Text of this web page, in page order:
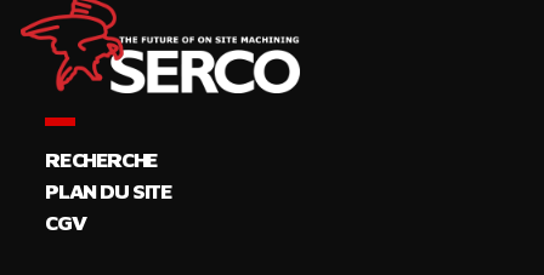
RECHERCHE
PLAN DU SITE
CGV